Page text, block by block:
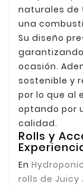
naturales de
una
Su diseño
ocasión.
sostenible y
por lo que al
optando por
calidad.
Rolls y
En
rolls de Juicy